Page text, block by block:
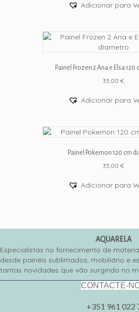
Adicionar para
Painel Frozen 2 Ana e Elsa
35,00 €
Adicionar para
Painel Pokemon 120 cm
35,00 €
Adicionar para
AQUARELA
Especialistas no fornecimento de
desde painéis sublimados, mobiliário e
tantas novidades que vão surgindo no
CONTACTE-
+351 961 022